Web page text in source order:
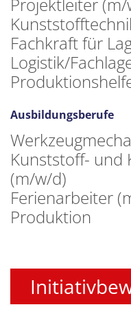
Fachkraft für
Logistik/
Ausbildungsberufe
Kunststoff- und
(m/w/d)
Ferienarbeiter
Produktion